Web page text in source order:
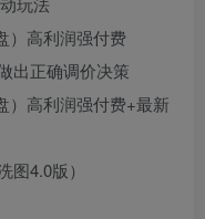
）高利润强付费
出正确调价决策
）高利润强付费+最新
4.0版）